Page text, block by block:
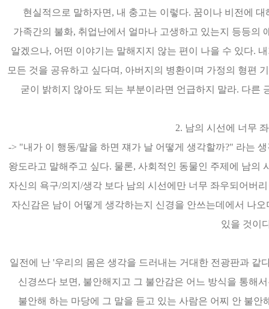
현실적으로 말하자면, 내 충고는 이렇다. 꿈이나 비전에
가족간의 불화, 취업난에서 얼마나 고생하고 있는지 등등의
알겠으나, 어떤 이야기는 말해지지 않는 편이 나을 수 있다.
모든 것을 공유하고 싶다며, 아버지의 병환이며 가정의 형편
굳이 밝히지 않아도 되는 부분이라면 언급하지 말라. 다른
2. 남의 시선에 너무
-> "내가 이 행동/말을 하면 쟤가 날 어떻게 생각할까?" 라는
왕도라고 말해주고 싶다. 물론, 사회적인 동물인 주제에 남의
자신의 욕구/의지/생각 보다 남의 시선에만 너무 좌우되어버
자신감은 남이 어떻게 생각하는지 신경을 안쓰는데에서 나
있을 것이
일전에 난 '우리의 몸은 생각을 드러내는 거대한 전광판과 같
신경쓰다 보면, 불안해지고 그 불안감은 어느 방식을 통해
불안해 하는 마당에 그 말을 듣고 있는 사람은 어찌 안 불